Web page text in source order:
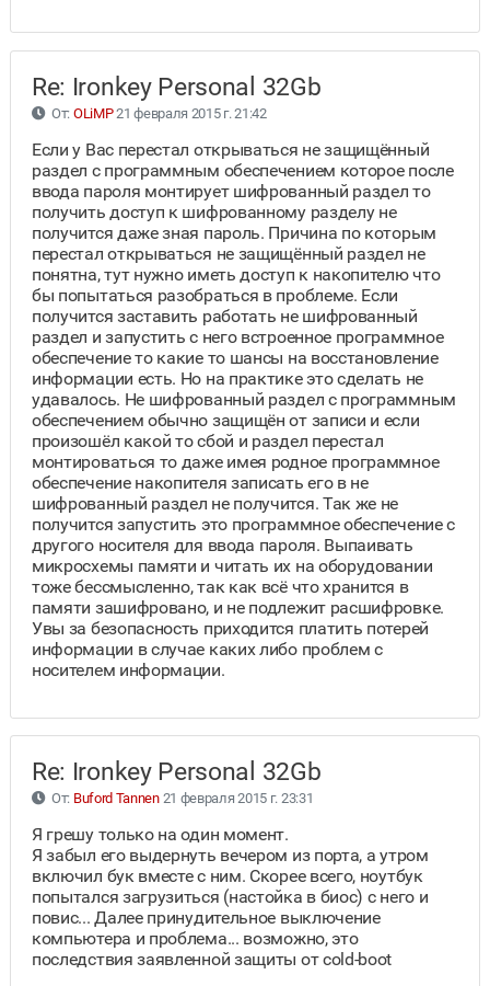
Re: Ironkey Personal 32Gb
От: OLiMP21 февраля 2015 г. 21:42
Если у Вас перестал открываться не защищённый
раздел с программным обеспечением которое после
ввода пароля монтирует шифрованный раздел то
получить доступ к шифрованному разделу не
получится даже зная пароль. Причина по которым
перестал открываться не защищённый раздел не
понятна, тут нужно иметь доступ к накопителю что
бы попытаться разобраться в проблеме. Если
получится заставить работать не шифрованный
раздел и запустить с него встроенное программное
обеспечение то какие то шансы на восстановление
информации есть. Но на практике это сделать не
удавалось. Не шифрованный раздел с программным
обеспечением обычно защищён от записи и если
произошёл какой то сбой и раздел перестал
монтироваться то даже имея родное программное
обеспечение накопителя записать его в не
шифрованный раздел не получится. Так же не
получится запустить это программное обеспечение с
другого носителя для ввода пароля. Выпаивать
микросхемы памяти и читать их на оборудовании
тоже бессмысленно, так как всё что хранится в
памяти зашифровано, и не подлежит расшифровке.
Увы за безопасность приходится платить потерей
информации в случае каких либо проблем с
носителем информации.
Re: Ironkey Personal 32Gb
От: Buford Tannen21 февраля 2015 г. 23:31
Я грешу только на один момент.
Я забыл его выдернуть вечером из порта, а утром
включил бук вместе с ним. Скорее всего, ноутбук
попытался загрузиться (настойка в биос) с него и
повис... Далее принудительное выключение
компьютера и проблема... возможно, это
последствия заявленной защиты от cold-boot